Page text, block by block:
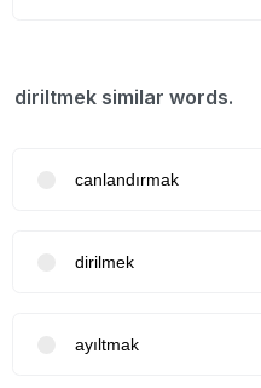
diriltmek similar words.
canlandırmak
dirilmek
ayıltmak